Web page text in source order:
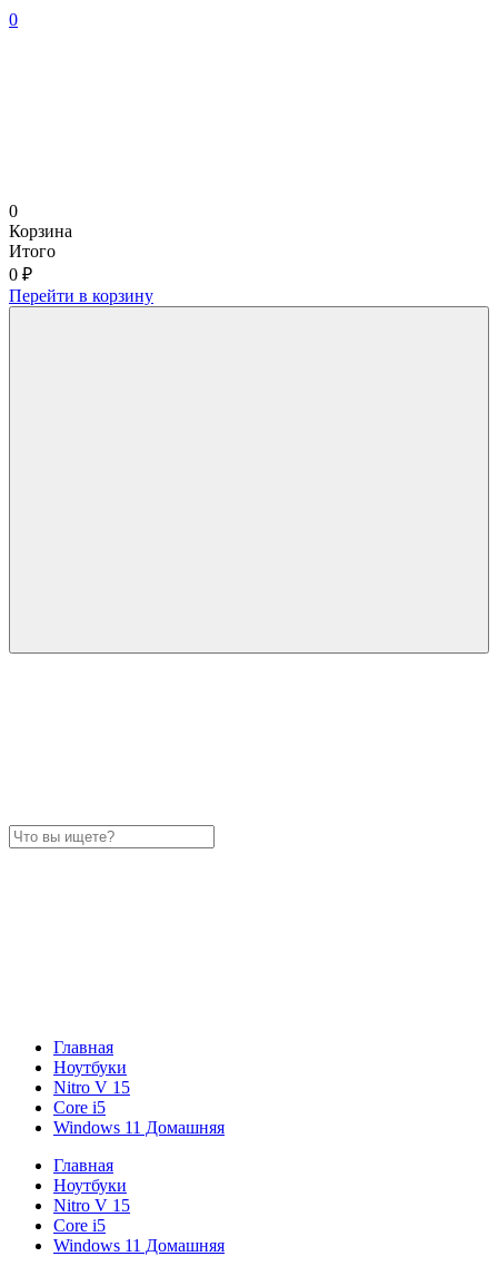
0
0
Корзина
Итого
0 ₽
Перейти в корзину
Главная
Ноутбуки
Nitro V 15
Core i5
Windows 11 Домашняя
Главная
Ноутбуки
Nitro V 15
Core i5
Windows 11 Домашняя